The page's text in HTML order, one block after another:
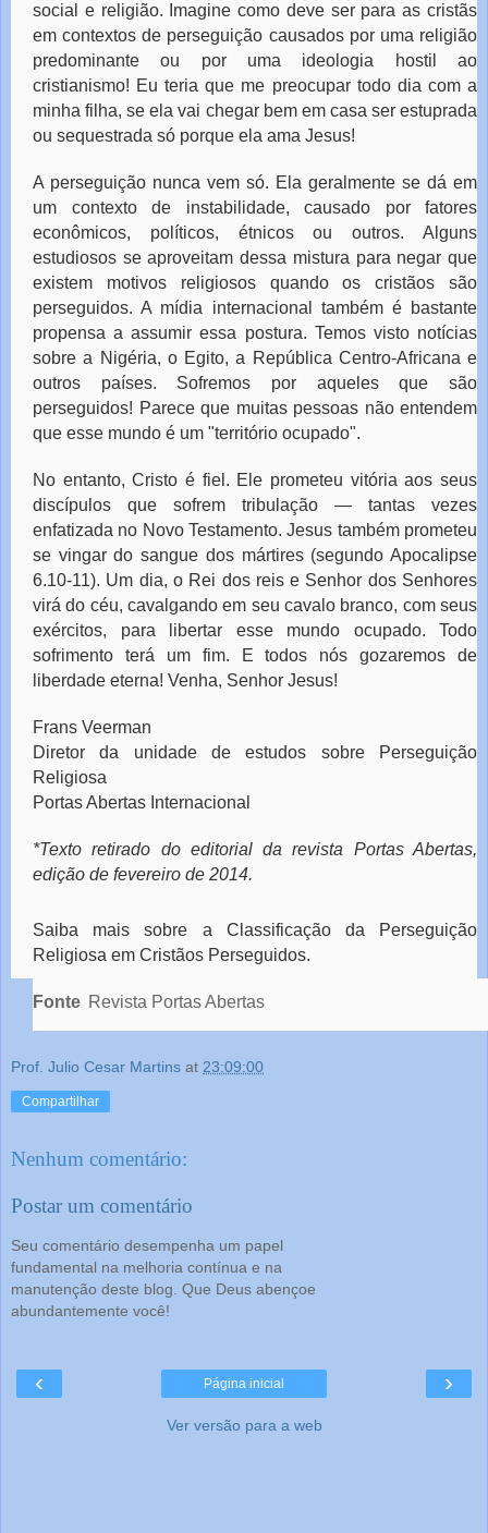
social e religião. Imagine como deve ser para as cristãs
em contextos de perseguição causados por uma religião
predominante ou por uma ideologia hostil ao
cristianismo! Eu teria que me preocupar todo dia com a
minha filha, se ela vai chegar bem em casa ser estuprada
ou sequestrada só porque ela ama Jesus!
A perseguição nunca vem só. Ela geralmente se dá em
um contexto de instabilidade, causado por fatores
econômicos, políticos, étnicos ou outros. Alguns
estudiosos se aproveitam dessa mistura para negar que
existem motivos religiosos quando os cristãos são
perseguidos. A mídia internacional também é bastante
propensa a assumir essa postura. Temos visto notícias
sobre a Nigéria, o Egito, a República Centro-Africana e
outros países. Sofremos por aqueles que são
perseguidos! Parece que muitas pessoas não entendem
que esse mundo é um "território ocupado".
No entanto, Cristo é fiel. Ele prometeu vitória aos seus
discípulos que sofrem tribulação — tantas vezes
enfatizada no Novo Testamento. Jesus também prometeu
se vingar do sangue dos mártires (segundo Apocalipse
6.10-11). Um dia, o Rei dos reis e Senhor dos Senhores
virá do céu, cavalgando em seu cavalo branco, com seus
exércitos, para libertar esse mundo ocupado. Todo
sofrimento terá um fim. E todos nós gozaremos de
liberdade eterna! Venha, Senhor Jesus!
Frans Veerman
Diretor da unidade de estudos sobre Perseguição
Religiosa
Portas Abertas Internacional
*Texto retirado do editorial da revista Portas Abertas,
edição de fevereiro de 2014.
Saiba mais sobre a Classificação da Perseguição
Religiosa em Cristãos Perseguidos.
Fonte Revista Portas Abertas
Prof. Julio Cesar Martins at 23:09:00
Compartilhar
Nenhum comentário:
Postar um comentário
Seu comentário desempenha um papel
fundamental na melhoria contínua e na
manutenção deste blog. Que Deus abençoe
abundantemente você!
‹ ›
Página inicial
Ver versão para a web